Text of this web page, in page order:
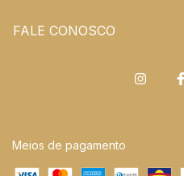
FALE CONOSCO
Meios de pagamento